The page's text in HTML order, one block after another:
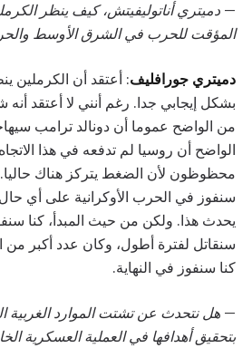
— دميتري أناتوليفيتش، كيف ينظر
المؤقت للحرب في الشرق الأوسط
دميتري جورافليف: أعتقد أن الكرملين
بشكل إيجابي جدا. رغم أنني لا أعتقد
من الواضح عموما أن دونالد ترامب
الواضح أن روسيا لم تدفعه في هذا
محظوظون لأن الضغط يتركز هناك
سنفوز في الحرب الأوكرانية على أي
يحدث هذا. ولكن من حيث المبدأ، كنا
سنقاتل لفترة أطول، وكان عدد أكبر من
كنا سنفوز في النهاية.
— هل نتحدث عن تشتت الموارد الغربية
بتحقيق أهدافها في العملية العسكرية